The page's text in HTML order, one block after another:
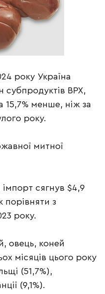
року Україна
субпродуктів ВРХ,
15,7% менше, ніж за
року.
митної
сягнув $4,9
з
року.
овець, коней
місяців цього року
(51,7%),
(9,1%).